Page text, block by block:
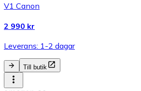
V1 Canon
2 990 kr
Leverans: 1-2 dagar
Till butik